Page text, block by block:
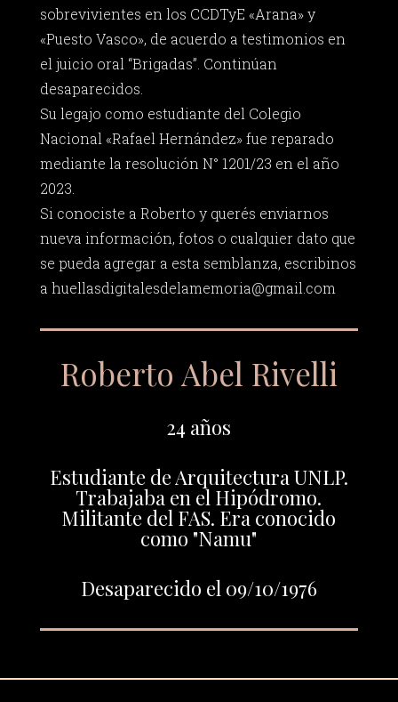
sobrevivientes en los CCDTyE «Arana» y
«Puesto Vasco», de acuerdo a testimonios en
el juicio oral “Brigadas”. Continúan
desaparecidos.
Su legajo como estudiante del Colegio
Nacional «Rafael Hernández» fue reparado
mediante la resolución N° 1201/23 en el año
2023.
Si conociste a Roberto y querés enviarnos
nueva información, fotos o cualquier dato que
se pueda agregar a esta semblanza, escribinos
a huellasdigitalesdelamemoria@gmail.com
Roberto Abel Rivelli
24 años
Estudiante de Arquitectura UNLP.
Trabajaba en el Hipódromo.
Militante del FAS. Era conocido
como "Namu"
Desaparecido el 09/10/1976